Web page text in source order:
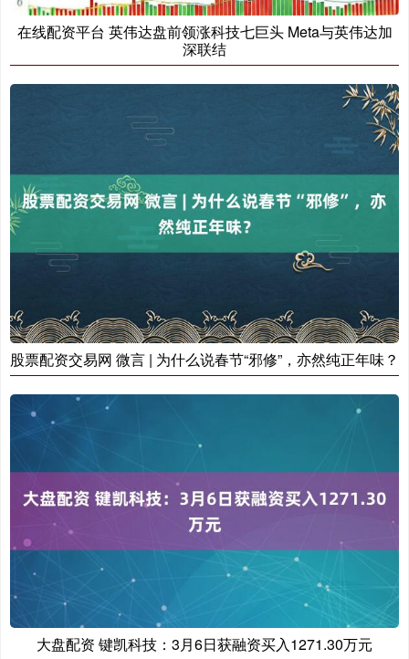
深证成指 14316.96 +5.95 +0.04%
沪深300 4702.02 +7.59 +0.16%
北证50 -11.37
在线配资平台 英伟达盘前领涨科技七巨头 Meta与英伟达加
深联结
股票配资交易网 微言 | 为什么说春节“邪修”，亦然纯正年味？
大盘配资 键凯科技：3月6日获融资买入1271.30万元